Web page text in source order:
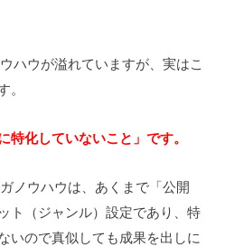
ハウが溢れていますが、実はこ
。
特化していないこと」です。
ノウハウは、あくまで「公開
ト（ジャンル）設定であり、特
いので真似しても成果を出しに